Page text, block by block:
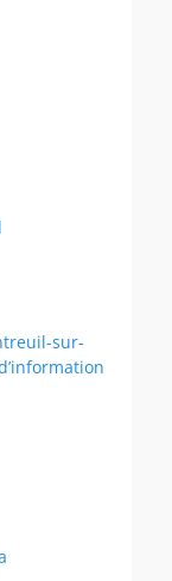
sur-